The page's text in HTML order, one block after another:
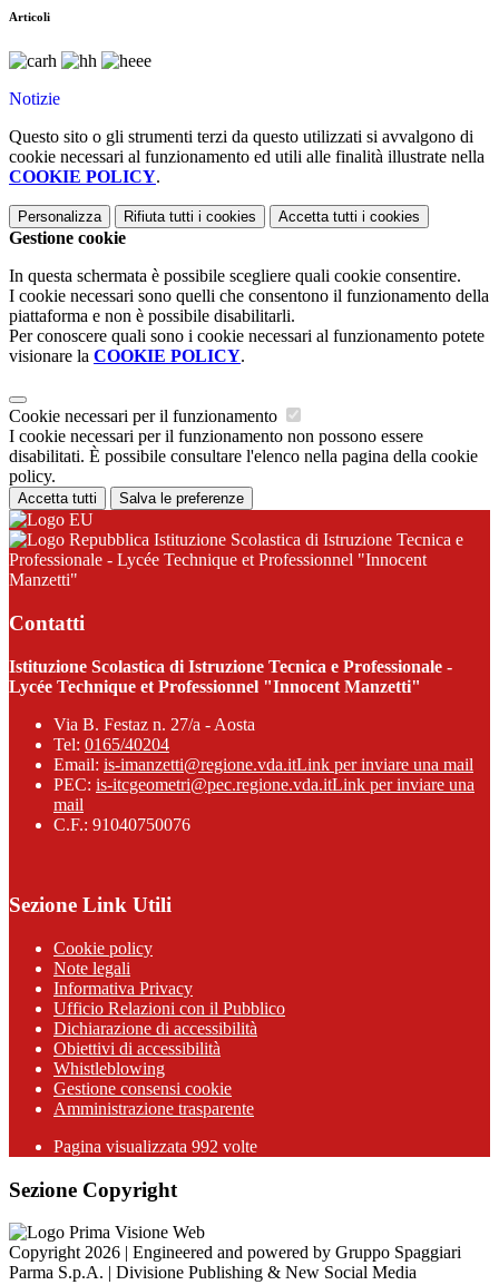
Articoli
Notizie
Questo sito o gli strumenti terzi da questo utilizzati si avvalgono di
cookie necessari al funzionamento ed utili alle finalità illustrate nella
COOKIE POLICY.
Personalizza Rifiuta tutti i cookies Accetta tutti i cookies
Gestione cookie
In questa schermata è possibile scegliere quali cookie consentire.
I cookie necessari sono quelli che consentono il funzionamento della
piattaforma e non è possibile disabilitarli.
Per conoscere quali sono i cookie necessari al funzionamento potete
visionare la COOKIE POLICY.
Cookie necessari per il funzionamento
I cookie necessari per il funzionamento non possono essere
disabilitati. È possibile consultare l'elenco nella pagina della cookie
policy.
Accetta tutti Salva le preferenze
Istituzione Scolastica di Istruzione Tecnica e
Professionale - Lycée Technique et Professionnel "Innocent
Manzetti"
Contatti
Istituzione Scolastica di Istruzione Tecnica e Professionale -
Lycée Technique et Professionnel "Innocent Manzetti"
Via B. Festaz n. 27/a - Aosta
Tel: 0165/40204
Email: is-imanzetti@regione.vda.itLink per inviare una mail
PEC: is-itcgeometri@pec.regione.vda.itLink per inviare una
mail
C.F.: 91040750076
Sezione Link Utili
Cookie policy
Note legali
Informativa Privacy
Ufficio Relazioni con il Pubblico
Dichiarazione di accessibilità
Obiettivi di accessibilità
Whistleblowing
Gestione consensi cookie
Amministrazione trasparente
Pagina visualizzata 992 volte
Sezione Copyright
Copyright 2026 | Engineered and powered by Gruppo Spaggiari
Parma S.p.A. | Divisione Publishing & New Social Media